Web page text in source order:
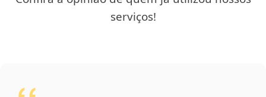
serviços!